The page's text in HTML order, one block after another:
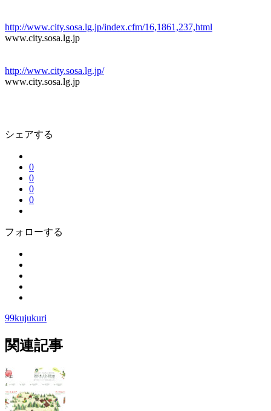
http://www.city.sosa.lg.jp/index.cfm/16,1861,237,html
www.city.sosa.lg.jp
http://www.city.sosa.lg.jp/
www.city.sosa.lg.jp
シェアする
0
0
0
0
フォローする
99kujukuri
関連記事